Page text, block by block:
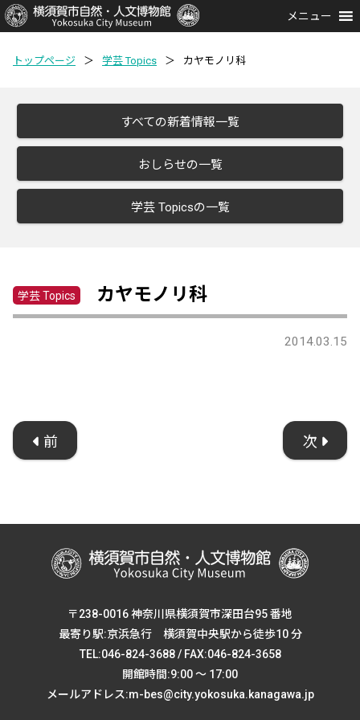
メニュー
トップページ ＞ 学芸 Topics ＞ カヤモノリ科
すべての新着情報一覧
おしらせの一覧
学芸 Topicsの一覧
学芸 Topics カヤモノリ科
2014.03.15
前 次
〒238-0016 神奈川県横須賀市深田台95 番地
最寄り駅:京浜急行 横須賀中央駅から徒歩10 分
TEL:046-824-3688 / FAX:046-824-3658
開館時間:9:00 ～ 17:00
メールアドレス:m-bes@city.yokosuka.kanagawa.jp